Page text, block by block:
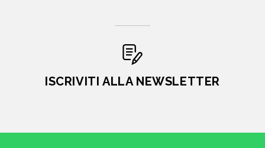
ISCRIVITI ALLA NEWSLETTER